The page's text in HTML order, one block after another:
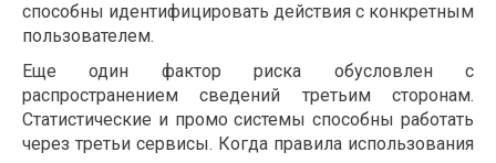
способны идентифицировать действия с конкретным
пользователем.
Еще один фактор риска обусловлен с
распространением сведений третьим сторонам.
Статистические и промо системы способны работать
через третьи сервисы. Когда правила использования